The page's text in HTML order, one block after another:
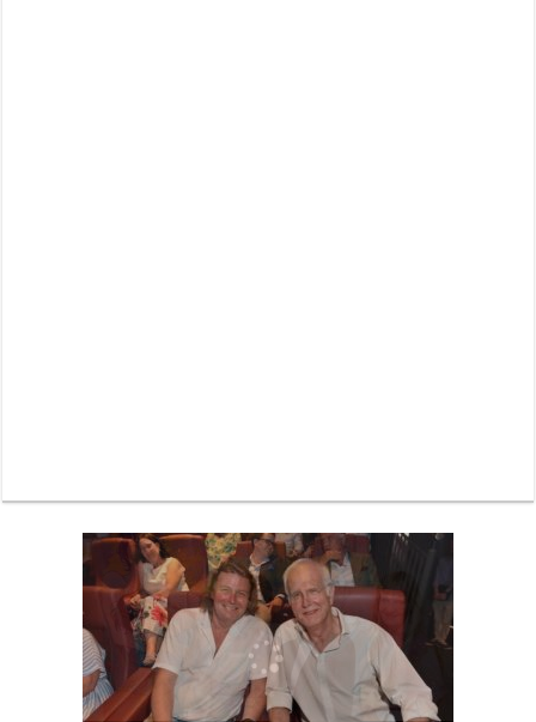
Neue Sommerterrasse im Ludwigpalais: Wird das